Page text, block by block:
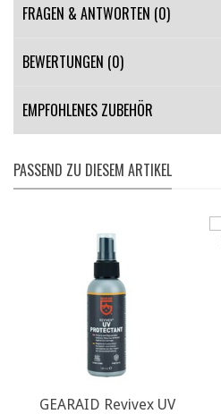
FRAGEN & ANTWORTEN (0)
BEWERTUNGEN (0)
EMPFOHLENES ZUBEHÖR
PASSEND ZU DIESEM ARTIKEL
GEARAID Revivex UV